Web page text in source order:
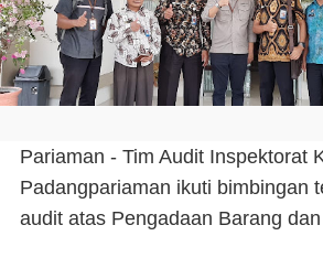
Pariaman - Tim Audit Inspektorat
Padangpariaman ikuti bimbingan
audit atas Pengadaan Barang